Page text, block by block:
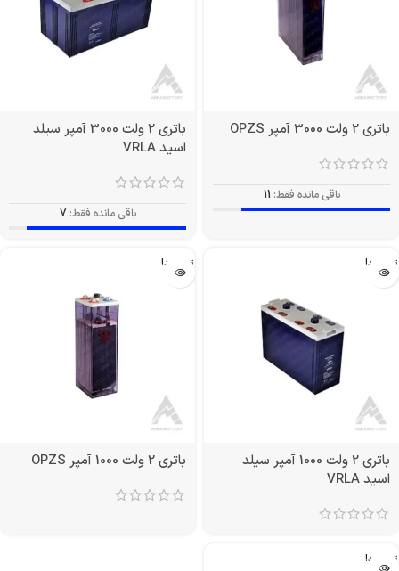
باتری 2 ولت 3000 آمپر OPZS
باقی مانده فقط: 11
باتری 2 ولت 3000 آمپر سیلد
اسید VRLA
باقی مانده فقط: 7
تمام شد!
باتری 2 ولت 1000 آمپر سیلد
اسید VRLA
تمام شد!
باتری 2 ولت 1000 آمپر OPZS
تمام شد!